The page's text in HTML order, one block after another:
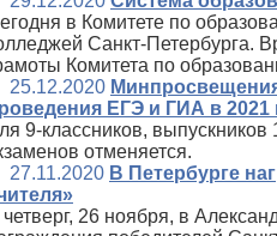
в Комитете по
Санкт-Петербурга.
Комитета по
25.12.2020
ЕГЭ и ГИА в 2021
9-классников,
отменяется.
27.11.2020 В Петербурге
четверг, 26 ноября, в